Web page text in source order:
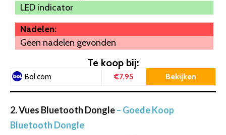
LED indicator
Nadelen:
Geen nadelen gevonden
Te koop bij:
Bol.com €7.95 Bekijken
2. Vues Bluetooth Dongle– Goede Koop
Bluetooth Dongle